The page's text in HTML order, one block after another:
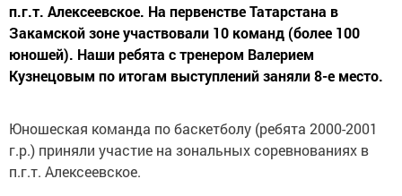
п.г.т. Алексеевское. На первенстве Татарстана в
Закамской зоне участвовали 10 команд (более 100
юношей). Наши ребята с тренером Валерием
Кузнецовым по итогам выступлений заняли 8-е место.
Юношеская команда по баскетболу (ребята 2000-2001
г.р.) приняли участие на зональных соревнованиях в
п.г.т. Алексеевское.